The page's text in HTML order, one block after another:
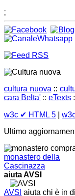
;
cultura nuova ::
cara Belta' :: eTexts
w3c ✔ HTML 5
Ultimo
monastero della
Cascinazza
aiuta AVSI
AVSI aiuta chi è in